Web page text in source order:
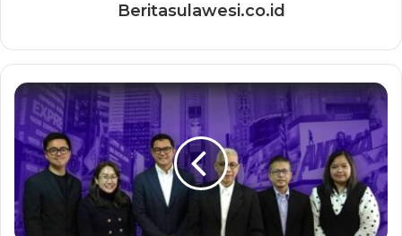
Beritasulawesi.co.id